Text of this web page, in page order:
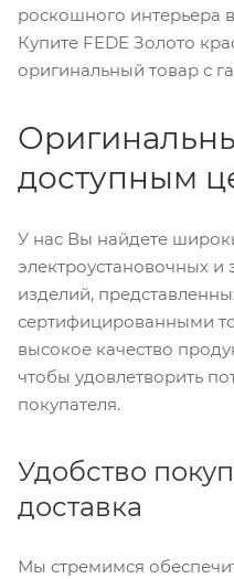
роскошного интерьера
Купите FEDE Золото
оригинальный товар с
доступным
У нас Вы найдете
электроустановочных
изделий,
сертифицированными
высокое качество
чтобы удовлетворить
покупателя.
Удобство
доставка
Мы стремимся